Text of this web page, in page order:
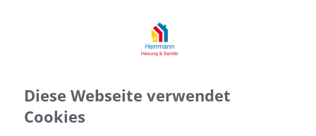
Diese Webseite verwendet
Cookies